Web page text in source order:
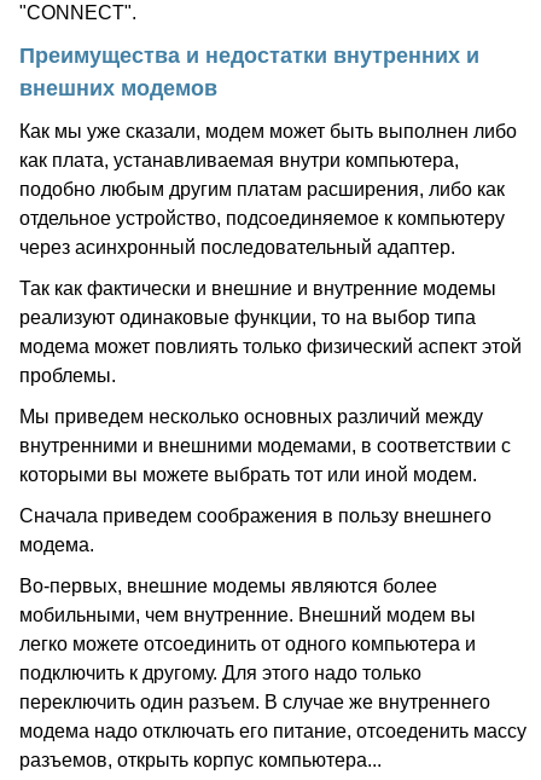
"CONNECT".
Преимущества и недостатки внутренних и
внешних модемов
Как мы уже сказали, модем может быть выполнен либо
как плата, устанавливаемая внутри компьютера,
подобно любым другим платам расширения, либо как
отдельное устройство, подсоединяемое к компьютеру
через асинхронный последовательный адаптер.
Так как фактически и внешние и внутренние модемы
реализуют одинаковые функции, то на выбор типа
модема может повлиять только физический аспект этой
проблемы.
Мы приведем несколько основных различий между
внутренними и внешними модемами, в соответствии с
которыми вы можете выбрать тот или иной модем.
Сначала приведем соображения в пользу внешнего
модема.
Во-первых, внешние модемы являются более
мобильными, чем внутренние. Внешний модем вы
легко можете отсоединить от одного компьютера и
подключить к другому. Для этого надо только
переключить один разъем. В случае же внутреннего
модема надо отключать его питание, отсоеденить массу
разъемов, открыть корпус компьютера...